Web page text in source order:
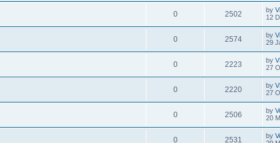
0 2502 by
12
0 2574 by
29
0 2223 by
27
0 2220 by
27
0 2506 by
20
0 2531 by